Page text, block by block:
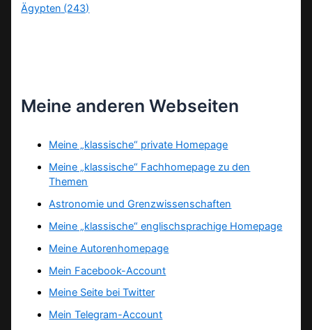
Ägypten (243)
Meine anderen Webseiten
Meine „klassische“ private Homepage
Meine „klassische“ Fachhomepage zu den
Themen
Astronomie und Grenzwissenschaften
Meine „klassische“ englischsprachige Homepage
Meine Autorenhomepage
Mein Facebook-Account
Meine Seite bei Twitter
Mein Telegram-Account